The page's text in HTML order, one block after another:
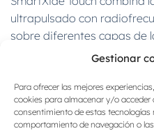
Gestionar
Para ofrecer las mejores
cookies para almacenar y/o
consentimiento de estas
comportamiento de navegación o